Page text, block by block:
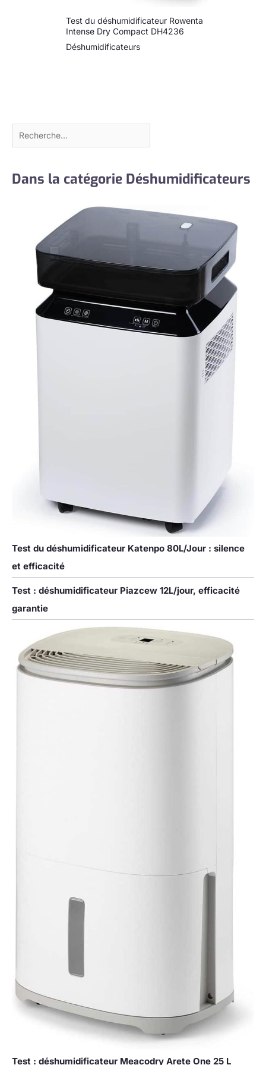
Test du déshumidificateur Rowenta
Intense Dry Compact DH4236
Déshumidificateurs
Dans la catégorie Déshumidificateurs
Test du déshumidificateur Katenpo 80L/Jour : silence
et efficacité
Test : déshumidificateur Piazcew 12L/jour, efficacité
garantie
Test : déshumidificateur Meacodry Arete One 25 L